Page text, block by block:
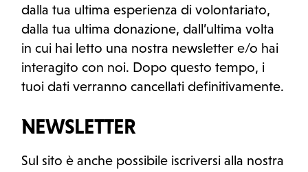
dalla tua ultima esperienza di volontariato,
dalla tua ultima donazione, dall’ultima volta
in cui hai letto una nostra newsletter e/o hai
interagito con noi. Dopo questo tempo, i
tuoi dati verranno cancellati definitivamente.
NEWSLETTER
Sul sito è anche possibile iscriversi alla nostra